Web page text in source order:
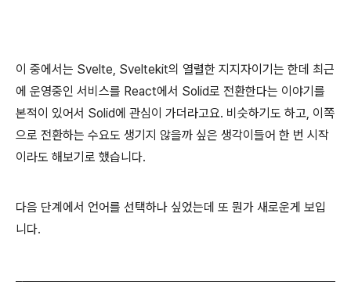
이 중에서는 Svelte, Sveltekit의 열렬한 지지자이기는 한데 최근
에 운영중인 서비스를 React에서 Solid로 전환한다는 이야기를
본적이 있어서 Solid에 관심이 가더라고요. 비슷하기도 하고, 이쪽
으로 전환하는 수요도 생기지 않을까 싶은 생각이들어 한 번 시작
이라도 해보기로 했습니다.
다음 단계에서 언어를 선택하나 싶었는데 또 뭔가 새로운게 보입
니다.